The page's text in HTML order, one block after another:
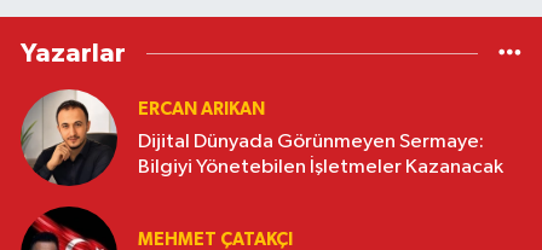
Yazarlar
ERCAN ARIKAN
Dijital Dünyada Görünmeyen Sermaye:
Bilgiyi Yönetebilen İşletmeler Kazanacak
MEHMET ÇATAKÇI